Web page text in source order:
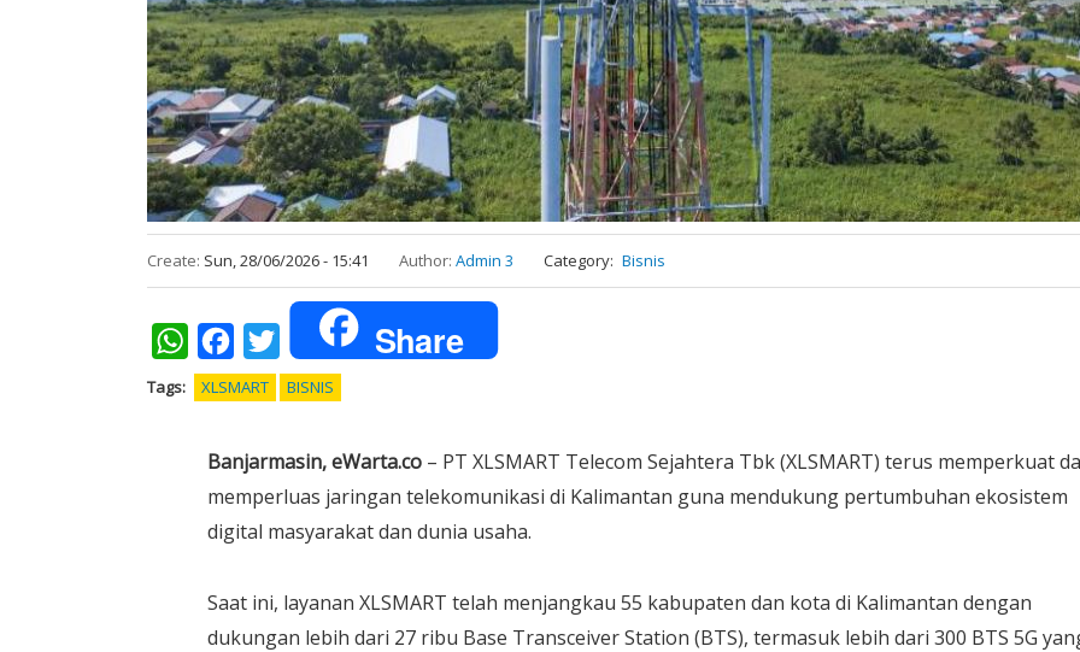
Create: Sun, 28/06/2026 - 15:41 Author: Admin 3 Category Bisnis
WhatsAppFacebookTwitter Share
Tags XLSMART BISNIS
Banjarmasin, eWarta.co – PT XLSMART Telecom Sejahtera Tbk (XLSMART) terus memperkuat
memperluas jaringan telekomunikasi di Kalimantan guna mendukung pertumbuhan ekosistem
digital masyarakat dan dunia usaha.
Saat ini, layanan XLSMART telah menjangkau 55 kabupaten dan kota di Kalimantan dengan
dukungan lebih dari 27 ribu Base Transceiver Station (BTS), termasuk lebih dari 300 BTS 5G